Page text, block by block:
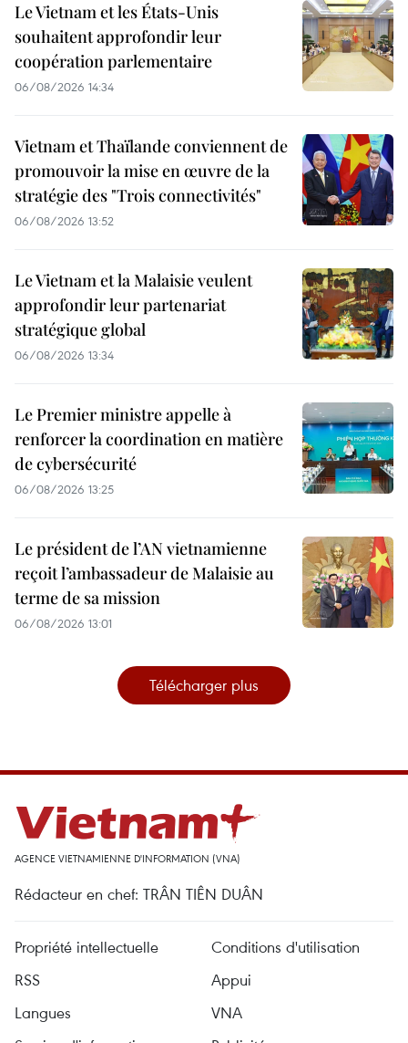
Le Vietnam et les États-Unis
souhaitent approfondir leur
coopération parlementaire
06/08/2026 14:34
Vietnam et Thaïlande conviennent de
promouvoir la mise en œuvre de la
stratégie des "Trois connectivités"
06/08/2026 13:52
Le Vietnam et la Malaisie veulent
approfondir leur partenariat
stratégique global
06/08/2026 13:34
Le Premier ministre appelle à
renforcer la coordination en matière
de cybersécurité
06/08/2026 13:25
Le président de l’AN vietnamienne
reçoit l’ambassadeur de Malaisie au
terme de sa mission
06/08/2026 13:01
Télécharger plus
AGENCE VIETNAMIENNE D'INFORMATION (VNA)
Rédacteur en chef: TRÂN TIÊN DUÂN
Propriété intellectuelle
Conditions d'utilisation
RSS
Appui
Langues
VNA